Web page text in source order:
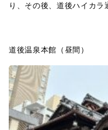
り、その後、道後ハイカラ
道後温泉本館（昼間）